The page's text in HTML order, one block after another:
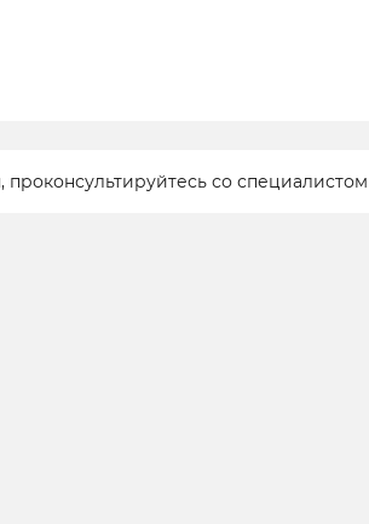
со специалистом